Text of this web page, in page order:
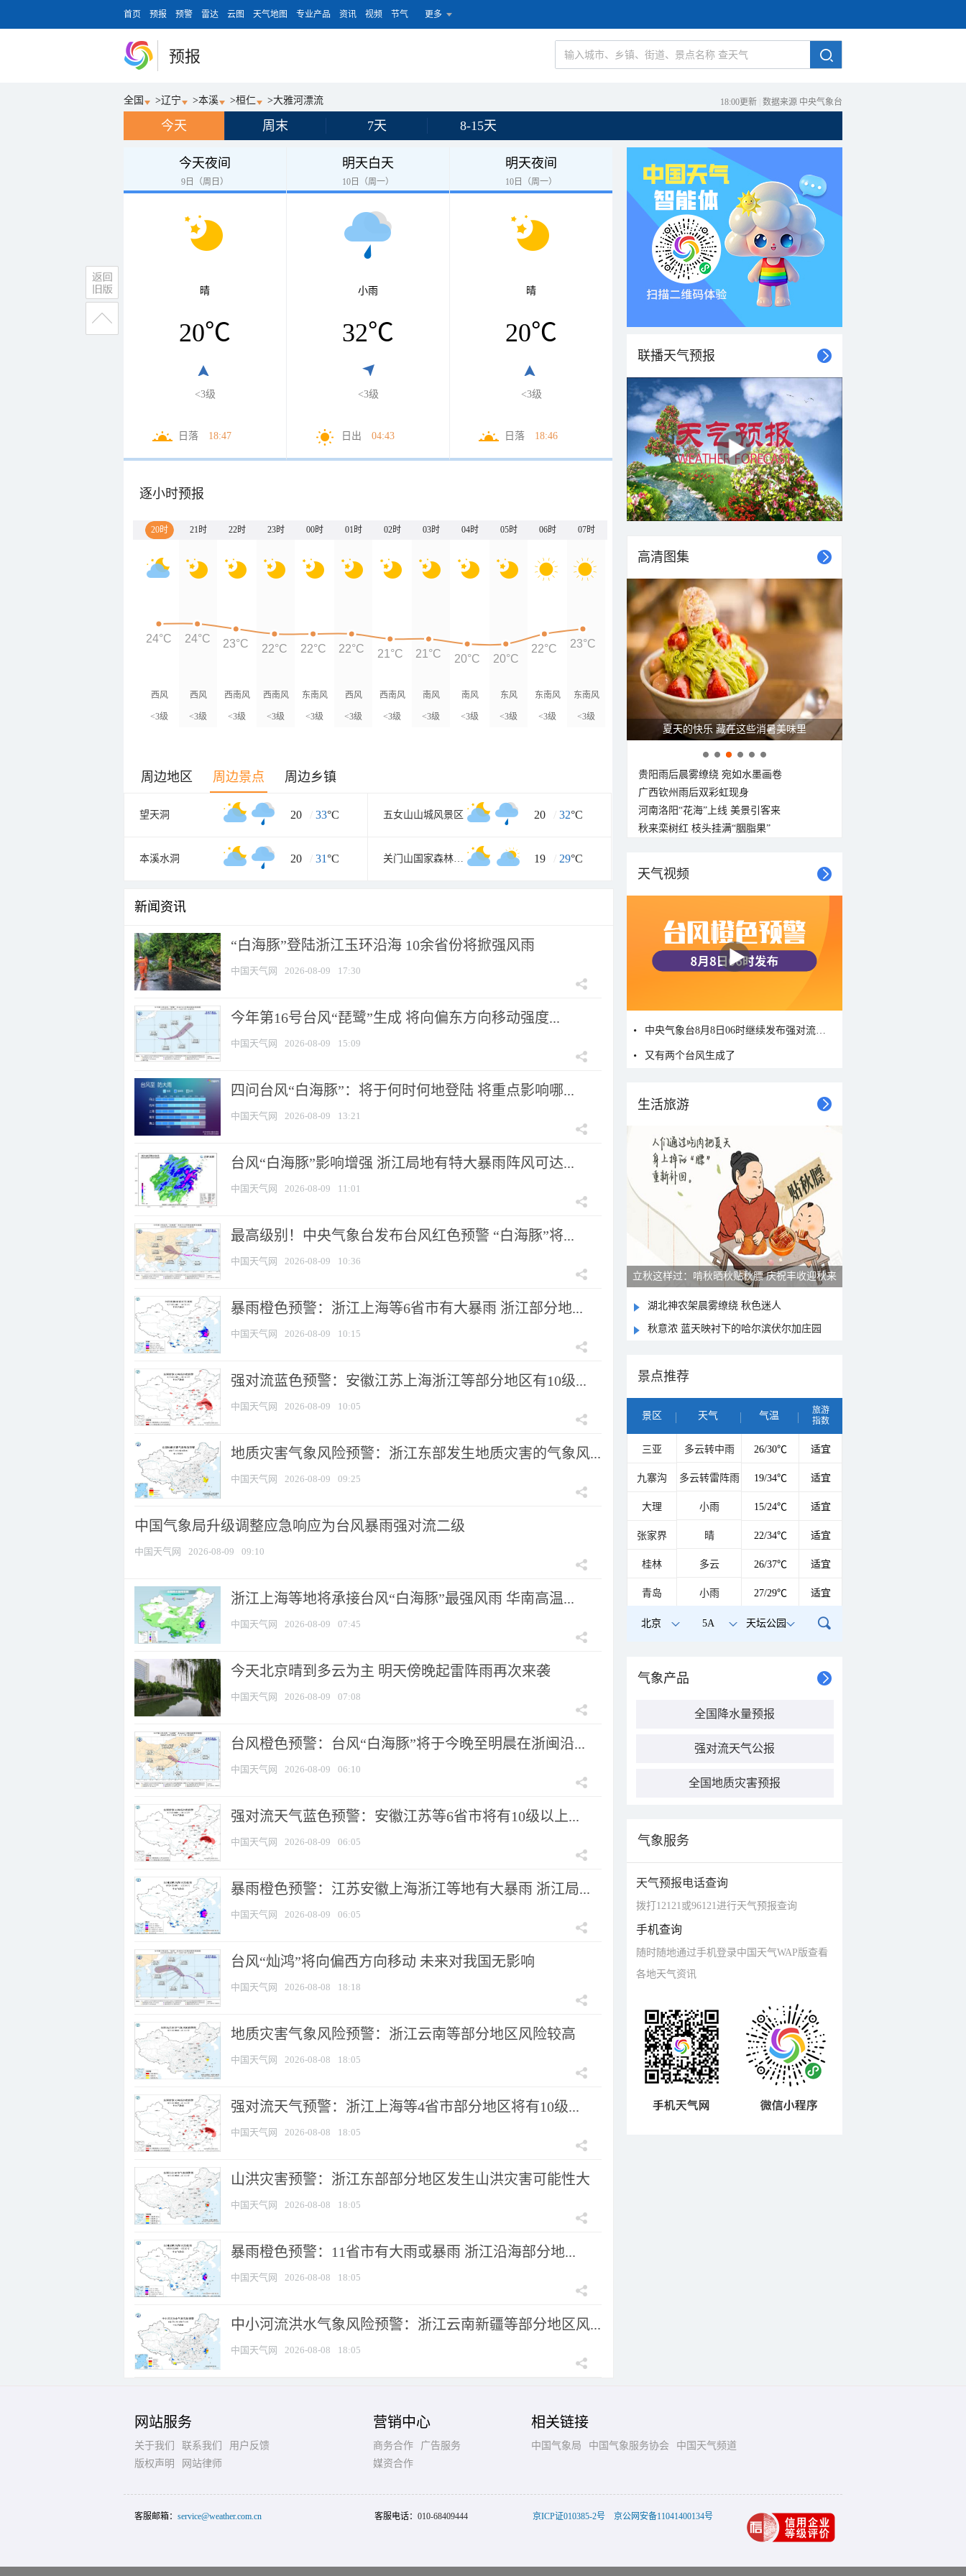
首页 预报 预警 雷达 云图 天气地图 专业产品 资讯 视频 节气 更多
预报
全国 >辽宁 >本溪 >桓仁 >大雅河漂流 18:00更新 数据来源 中央气象台
今天 周末 7天 8-15天
今天夜间
9日（周日）
晴
20℃
<3级
日落 18:47
明天白天
10日（周一）
小雨
32℃
<3级
日出 04:43
明天夜间
10日（周一）
晴
20℃
<3级
日落 18:46
逐小时预报
20时 21时 22时 23时 00时 01时 02时 03时 04时 05时 06时 07时
西风
<3级
西风
<3级
西南风
<3级
西南风
<3级
东南风
<3级
西风
<3级
西南风
<3级
南风
<3级
南风
<3级
东风
<3级
东南风
<3级
东南风
<3级
24°C 24°C 23°C 22°C 22°C 22°C 21°C 21°C 20°C 20°C
22°C 23°C
周边地区 周边景点 周边乡镇
望天洞 20 / 33°C 五女山山城风景区 20 / 32°C
本溪水洞 20 / 31°C 关门山国家森林公园 19 / 29°C
新闻资讯
“白海豚”登陆浙江玉环沿海 10余省份将掀强风雨
中国天气网 2026-08-09 17:30
今年第16号台风“琵鹭”生成 将向偏东方向移动强度...
中国天气网 2026-08-09 15:09
四问台风“白海豚”：将于何时何地登陆 将重点影响哪...
中国天气网 2026-08-09 13:21
台风“白海豚”影响增强 浙江局地有特大暴雨阵风可达...
中国天气网 2026-08-09 11:01
最高级别！中央气象台发布台风红色预警 “白海豚”将...
中国天气网 2026-08-09 10:36
暴雨橙色预警：浙江上海等6省市有大暴雨 浙江部分地...
中国天气网 2026-08-09 10:15
强对流蓝色预警：安徽江苏上海浙江等部分地区有10级...
中国天气网 2026-08-09 10:05
地质灾害气象风险预警：浙江东部发生地质灾害的气象风...
中国天气网 2026-08-09 09:25
中国气象局升级调整应急响应为台风暴雨强对流二级
中国天气网 2026-08-09 09:10
浙江上海等地将承接台风“白海豚”最强风雨 华南高温...
中国天气网 2026-08-09 07:45
今天北京晴到多云为主 明天傍晚起雷阵雨再次来袭
中国天气网 2026-08-09 07:08
台风橙色预警：台风“白海豚”将于今晚至明晨在浙闽沿...
中国天气网 2026-08-09 06:10
强对流天气蓝色预警：安徽江苏等6省市将有10级以上...
中国天气网 2026-08-09 06:05
暴雨橙色预警：江苏安徽上海浙江等地有大暴雨 浙江局...
中国天气网 2026-08-09 06:05
台风“灿鸿”将向偏西方向移动 未来对我国无影响
中国天气网 2026-08-08 18:18
地质灾害气象风险预警：浙江云南等部分地区风险较高
中国天气网 2026-08-08 18:05
强对流天气预警：浙江上海等4省市部分地区将有10级...
中国天气网 2026-08-08 18:05
山洪灾害预警：浙江东部部分地区发生山洪灾害可能性大
中国天气网 2026-08-08 18:05
暴雨橙色预警：11省市有大雨或暴雨 浙江沿海部分地...
中国天气网 2026-08-08 18:05
中小河流洪水气象风险预警：浙江云南新疆等部分地区风...
中国天气网 2026-08-08 18:05
联播天气预报
高清图集
夏天的快乐 藏在这些消暑美味里
贵阳雨后晨雾缭绕 宛如水墨画卷
广西钦州雨后双彩虹现身
河南洛阳“花海”上线 美景引客来
秋来栾树红 枝头挂满“胭脂果”
天气视频
中央气象台8月8日06时继续发布强对流天气蓝色预警
又有两个台风生成了
生活旅游
立秋这样过：啃秋晒秋贴秋膘 庆祝丰收迎秋来
湖北神农架晨雾缭绕 秋色迷人
秋意浓 蓝天映衬下的哈尔滨伏尔加庄园
景点推荐
景区 天气 气温
旅游
指数
三亚 多云转中雨 26/30℃ 适宜
九寨沟 多云转雷阵雨 19/34℃ 适宜
大理 小雨 15/24℃ 适宜
张家界 晴 22/34℃ 适宜
桂林 多云 26/37℃ 适宜
青岛 小雨 27/29℃ 适宜
北京 5A 天坛公园
气象产品
全国降水量预报
强对流天气公报
全国地质灾害预报
气象服务
天气预报电话查询
拨打12121或96121进行天气预报查询
手机查询
随时随地通过手机登录中国天气WAP版查看
各地天气资讯
网站服务
关于我们 联系我们
用户反馈
版权声明
网站律师
营销中心
商务合作
广告服务
媒资合作
相关链接
中国气象局 中国气象服务协会 中国天气频道
客服邮箱： service@weather.com.cn 客服电话： 010-68409444 京ICP证010385-2号 京公网安备11041400134号